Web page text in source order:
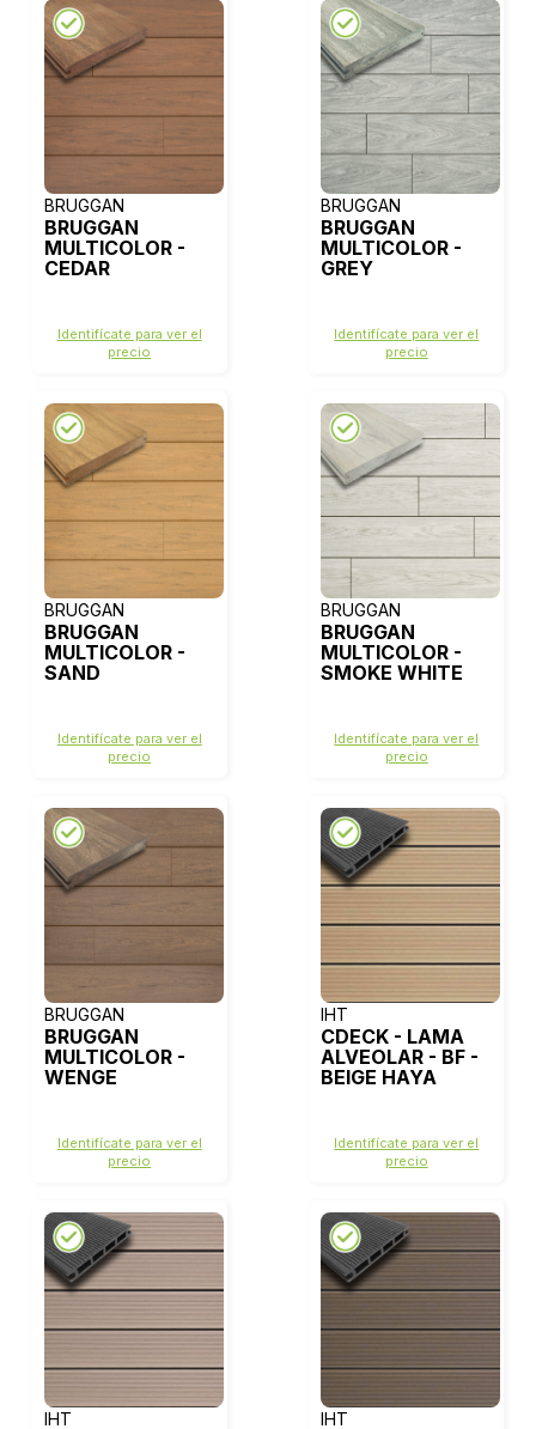
BRUGGAN
BRUGGAN
MULTICOLOR -
CEDAR
Identifícate para ver el
precio
BRUGGAN
BRUGGAN
MULTICOLOR -
GREY
Identifícate para ver el
precio
BRUGGAN
BRUGGAN
MULTICOLOR -
SAND
Identifícate para ver el
precio
BRUGGAN
BRUGGAN
MULTICOLOR -
SMOKE WHITE
Identifícate para ver el
precio
BRUGGAN
BRUGGAN
MULTICOLOR -
WENGE
Identifícate para ver el
precio
IHT
CDECK - LAMA
ALVEOLAR - BF -
BEIGE HAYA
Identifícate para ver el
precio
IHT IHT